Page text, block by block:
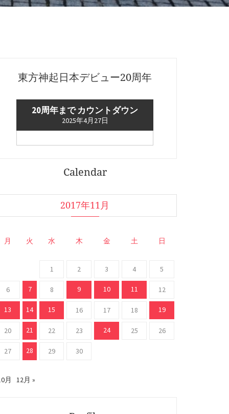
東方神起日本デビュー20周年
20周年まで カウントダウン
2025年4月27日
Calendar
2017年11月
月 火 水 木 金 土 日
1 2 3 4 5
6 7 8 9 10 11 12
13 14 15 16 17 18 19
20 21 22 23 24 25 26
27 28 29 30
月 12月 »